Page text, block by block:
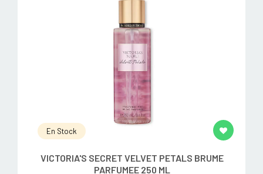
En Stock
VICTORIA'S SECRET VELVET PETALS BRUME
PARFUMEE 250 ML